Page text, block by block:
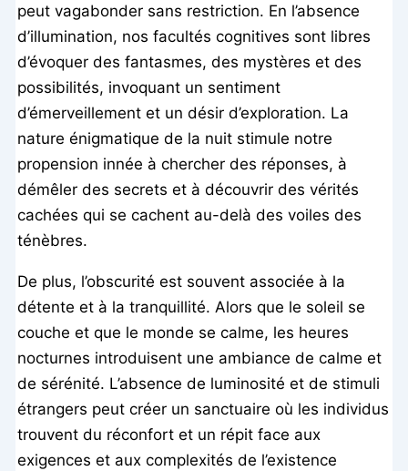
peut vagabonder sans restriction. En l’absence
d’illumination, nos facultés cognitives sont libres
d’évoquer des fantasmes, des mystères et des
possibilités, invoquant un sentiment
d’émerveillement et un désir d’exploration. La
nature énigmatique de la nuit stimule notre
propension innée à chercher des réponses, à
démêler des secrets et à découvrir des vérités
cachées qui se cachent au-delà des voiles des
ténèbres.
De plus, l’obscurité est souvent associée à la
détente et à la tranquillité. Alors que le soleil se
couche et que le monde se calme, les heures
nocturnes introduisent une ambiance de calme et
de sérénité. L’absence de luminosité et de stimuli
étrangers peut créer un sanctuaire où les individus
trouvent du réconfort et un répit face aux
exigences et aux complexités de l’existence